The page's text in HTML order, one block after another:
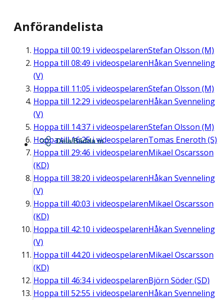
Anförandelista
Hoppa till 00:19 i videospelarenStefan Olsson (M)
Hoppa till 08:49 i videospelarenHåkan Svenneling
(V)
Hoppa till 11:05 i videospelarenStefan Olsson (M)
Hoppa till 12:29 i videospelarenHåkan Svenneling
(V)
Hoppa till 14:37 i videospelarenStefan Olsson (M)
Hoppa till16:25i videospelarenTomas Eneroth (S)
Hoppa till 29:46 i videospelarenMikael Oscarsson
(KD)
Hoppa till 38:20 i videospelarenHåkan Svenneling
(V)
Hoppa till 40:03 i videospelarenMikael Oscarsson
(KD)
Hoppa till 42:10 i videospelarenHåkan Svenneling
(V)
Hoppa till 44:20 i videospelarenMikael Oscarsson
(KD)
Hoppa till 46:34i videospelarenBjörn Söder (SD)
Hoppa till 52:55 i videospelarenHåkan Svenneling
Dela/Bädda in